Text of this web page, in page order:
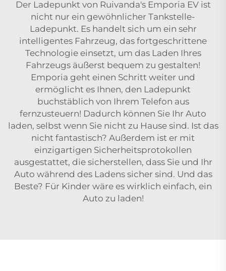
Der Ladepunkt von Ruivanda's Emporia EV ist
nicht nur ein gewöhnlicher Tankstelle-
Ladepunkt. Es handelt sich um ein sehr
intelligentes Fahrzeug, das fortgeschrittene
Technologie einsetzt, um das Laden Ihres
Fahrzeugs äußerst bequem zu gestalten!
Emporia geht einen Schritt weiter und
ermöglicht es Ihnen, den Ladepunkt
buchstäblich von Ihrem Telefon aus
fernzusteuern! Dadurch können Sie Ihr Auto
laden, selbst wenn Sie nicht zu Hause sind. Ist das
nicht fantastisch? Außerdem ist er mit
einzigartigen Sicherheitsprotokollen
ausgestattet, die sicherstellen, dass Sie und Ihr
Auto während des Ladens sicher sind. Und das
Beste? Für Kinder wäre es wirklich einfach, ein
Auto zu laden!